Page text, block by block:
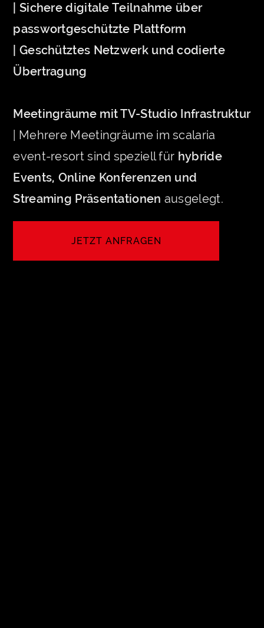
| Sichere digitale Teilnahme über
passwortgeschützte Plattform
| Geschütztes Netzwerk und codierte
Übertragung
Meetingräume mit TV-Studio Infrastruktur
| Mehrere Meetingräume im scalaria
event-resort sind speziell für hybride
Events, Online Konferenzen und
Streaming Präsentationen ausgelegt.
JETZT ANFRAGEN